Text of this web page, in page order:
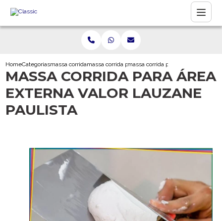
HomeCategoriasmassa corridamassa corrida para forro de gesso
massa corrida para area externa
MASSA CORRIDA PARA ÁREA
EXTERNA VALOR LAUZANE
PAULISTA